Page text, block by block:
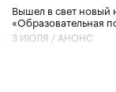
Вышел в свет новый
«Образовательная
3 ИЮЛЯ / АНОНС